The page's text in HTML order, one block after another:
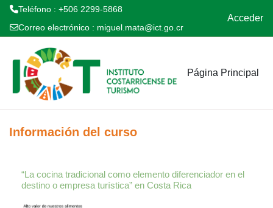
Teléfono : +506 2299-5868
Correo electrónico : miguel.mata@ict.go.cr
Acceder
Página Principal
Información del curso
“La cocina tradicional como elemento diferenciador en el
destino o empresa turística” en Costa Rica